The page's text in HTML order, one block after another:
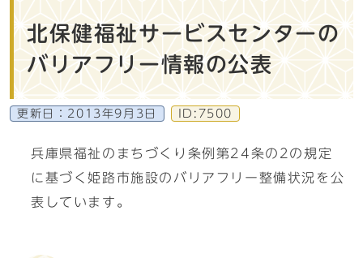
北保健福祉サービスセンターの
バリアフリー情報の公表
更新日： 2013年9月3日 ID:7500
兵庫県福祉のまちづくり条例第24条の2の規定
に基づく姫路市施設のバリアフリー整備状況を公
表しています。